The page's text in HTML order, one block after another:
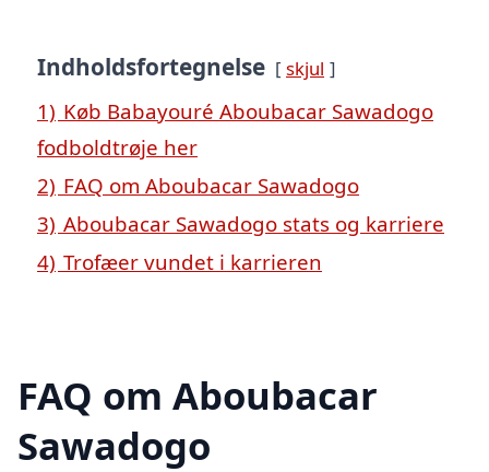
Indholdsfortegnelse skjul
1) Køb Babayouré Aboubacar Sawadogo
fodboldtrøje her
2) FAQ om Aboubacar Sawadogo
3) Aboubacar Sawadogo stats og karriere
4) Trofæer vundet i karrieren
FAQ om Aboubacar
Sawadogo